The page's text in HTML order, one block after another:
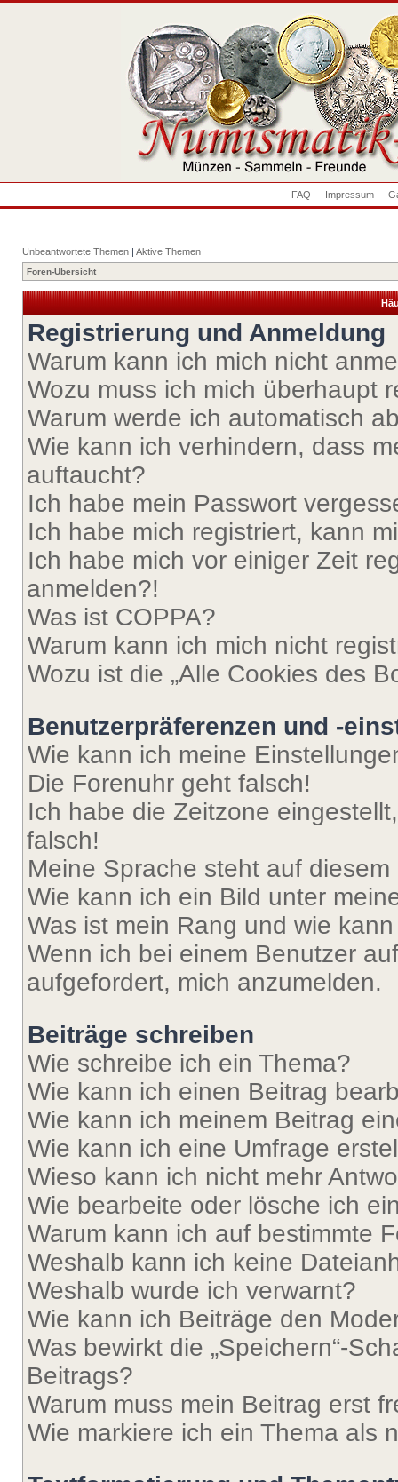
FAQ - Impressum -
Unbeantwortete Themen | Aktive Themen
Foren-Übersicht
Registrierung und Anmeldung
Warum kann ich mich nicht
Wozu muss ich mich überhaupt
Warum werde ich automatisch
Wie kann ich verhindern, dass
auftaucht?
Ich habe mein Passwort
Ich habe mich registriert, kann
Ich habe mich vor einiger Zeit
anmelden?!
Was ist COPPA?
Warum kann ich mich nicht
Wozu ist die „Alle Cookies des
Benutzerpräferenzen und -
Wie kann ich meine
Die Forenuhr geht falsch!
Ich habe die Zeitzone
falsch!
Meine Sprache steht auf
Wie kann ich ein Bild unter
Was ist mein Rang und wie
Wenn ich bei einem Benutzer
aufgefordert, mich anzumelden.
Beiträge schreiben
Wie schreibe ich ein Thema?
Wie kann ich einen Beitrag
Wie kann ich meinem Beitrag
Wie kann ich eine Umfrage
Wieso kann ich nicht mehr
Wie bearbeite oder lösche ich
Warum kann ich auf bestimmte
Weshalb kann ich keine
Weshalb wurde ich verwarnt?
Wie kann ich Beiträge den
Was bewirkt die „Speichern“-
Beitrags?
Warum muss mein Beitrag erst
Wie markiere ich ein Thema als